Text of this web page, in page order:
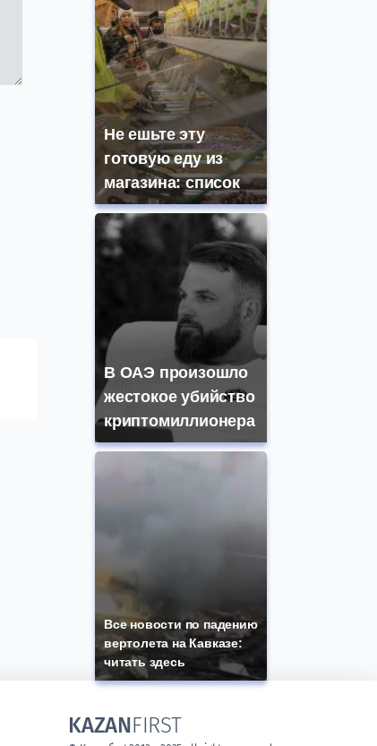
Не ешьте эту
готовую еду из
магазина: список
В ОАЭ произошло
жестокое убийство
криптомиллионера
Все новости по падению
вертолета на Кавказе:
читать здесь
KAZANFIRST